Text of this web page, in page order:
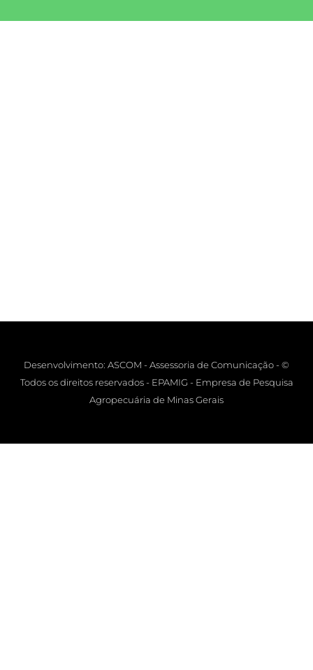
Desenvolvimento: ASCOM - Assessoria de Comunicação - ©
Todos os direitos reservados - EPAMIG - Empresa de Pesquisa
Agropecuária de Minas Gerais